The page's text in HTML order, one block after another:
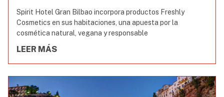
Spirit Hotel Gran Bilbao incorpora productos Freshly
Cosmetics en sus habitaciones, una apuesta por la
cosmética natural, vegana y responsable
LEER MÁS